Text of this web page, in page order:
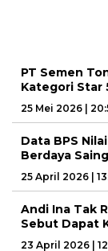
PT Semen
Kategori Star
25 Mei 2026 |
Data BPS
Berdaya Saing
25 April 2026 |
Andi Ina Tak
Sebut Dapat
23 April 2026 |